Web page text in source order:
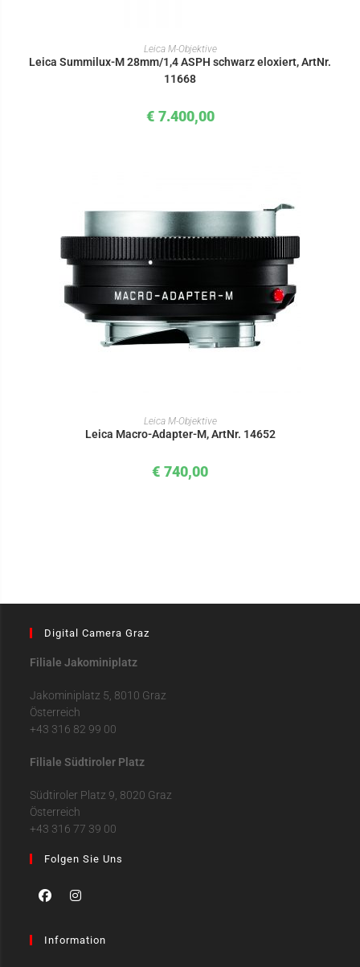
IN DEN WARENKORB
Leica M-Objektive
Leica Summilux-M 28mm/1,4 ASPH schwarz eloxiert, ArtNr.
11668
€ 7.400,00
IN DEN WARENKORB
Leica M-Objektive
Leica Macro-Adapter-M, ArtNr. 14652
€ 740,00
Digital Camera Graz
Filiale Jakominiplatz
Jakominiplatz 5, 8010 Graz
Österreich
+43 316 82 99 00
Filiale Südtiroler Platz
Südtiroler Platz 9, 8020 Graz
Österreich
+43 316 77 39 00
Folgen Sie Uns
Information